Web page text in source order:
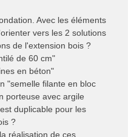
Avec les éléments
vers les 2 solutions
de l'extension bois ?
de 60 cm"
en béton"
"semelle filante en bloc
porteuse avec argile
duplicable pour les
?
réalisation de ces